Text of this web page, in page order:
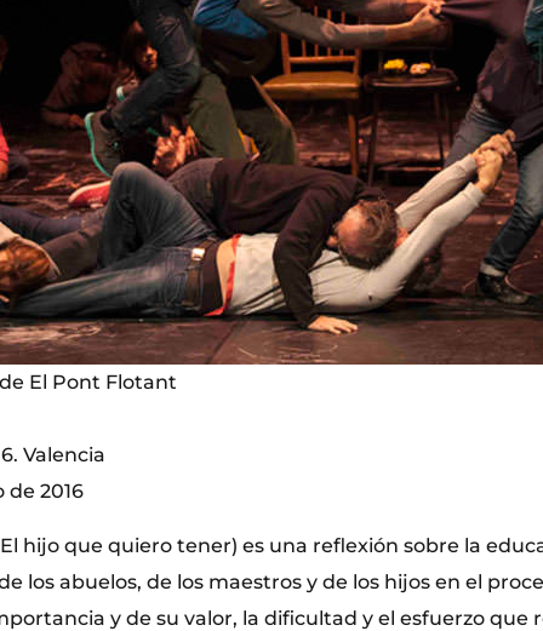
El Pont Flotant
Valencia
de 2016
hijo que quiero tener) es una reflexión sobre la
los abuelos, de los maestros y de los hijos en el
y de su valor, la dificultad y el esfuerzo que